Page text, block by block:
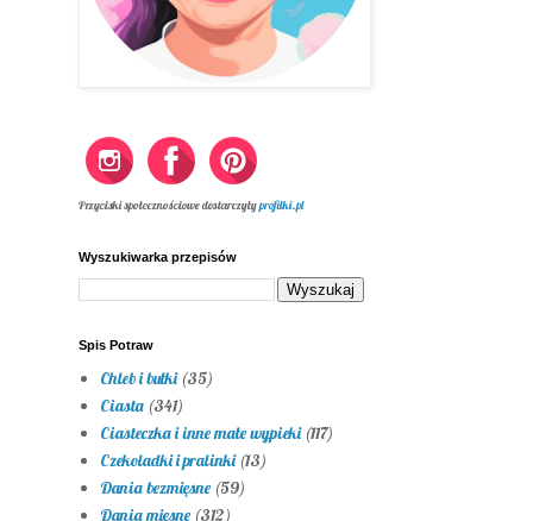
Przyciski społecznościowe dostarczyłyprofilki.pl
Wyszukiwarka przepisów
Spis Potraw
Chleb i bułki (35)
Ciasta (341)
Ciasteczka i inne małe wypieki (117)
Czekoladki i pralinki (13)
Dania bezmięsne (59)
Dania mięsne (312)